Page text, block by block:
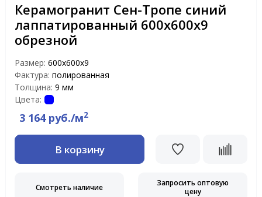
Керамогранит Сен-Тропе синий
лаппатированный 600x600x9
обрезной
Размер: 600x600x9
Фактура: полированная
Толщина: 9 мм
Цвета:
3 164 руб./м2
В корзину
Смотреть наличие
Запросить оптовую
цену